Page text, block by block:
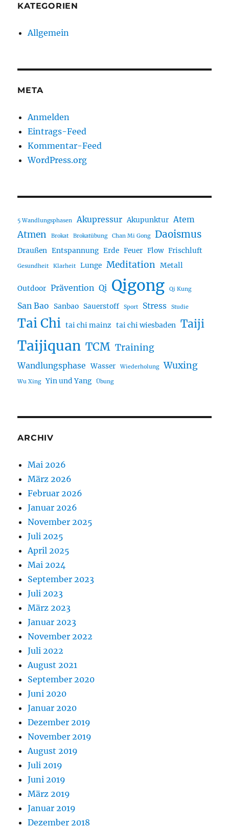
KATEGORIEN
Allgemein
META
Anmelden
Eintrags-Feed
Kommentar-Feed
WordPress.org
5 Wandlungsphasen Akupressur Akupunktur Atem
Atmen Brokat Brokatübung Chan Mi Gong Daoismus
Draußen Entspannung Erde Feuer Flow Frischluft
Gesundheit Klarheit Lunge Meditation Metall
Outdoor Prävention Qi Qigong Qi Kung
San Bao Sanbao Sauerstoff Sport Stress Studie
Tai Chi tai chi mainz tai chi wiesbaden Taiji
Taijiquan TCM Training
Wandlungsphase Wasser Wiederholung Wuxing
Wu Xing Yin und Yang Übung
ARCHIV
Mai 2026
März 2026
Februar 2026
Januar 2026
November 2025
Juli 2025
April 2025
Mai 2024
September 2023
Juli 2023
März 2023
Januar 2023
November 2022
Juli 2022
August 2021
September 2020
Juni 2020
Januar 2020
Dezember 2019
November 2019
August 2019
Juli 2019
Juni 2019
März 2019
Januar 2019
Dezember 2018